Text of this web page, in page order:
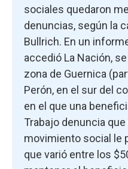
sociales quedaron
denuncias, según la
Bullrich. En un
accedió La Nación,
zona de Guernica
Perón, en el sur del
en el que una
Trabajo denuncia
movimiento social le
que varió entre los